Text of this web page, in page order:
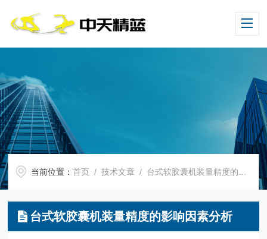
当前位置：首页 /技术文章 / 台式软胶囊机装量精度的影响因素分析
台式软胶囊机装量精度的影响因素分析